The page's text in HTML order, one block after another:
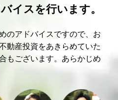
イスを行います。
のアドバイスですので、お
動産投資をあきらめていた
もございます。あらかじめ